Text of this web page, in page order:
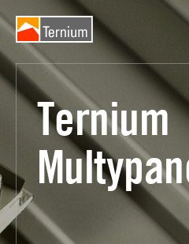
Ternium